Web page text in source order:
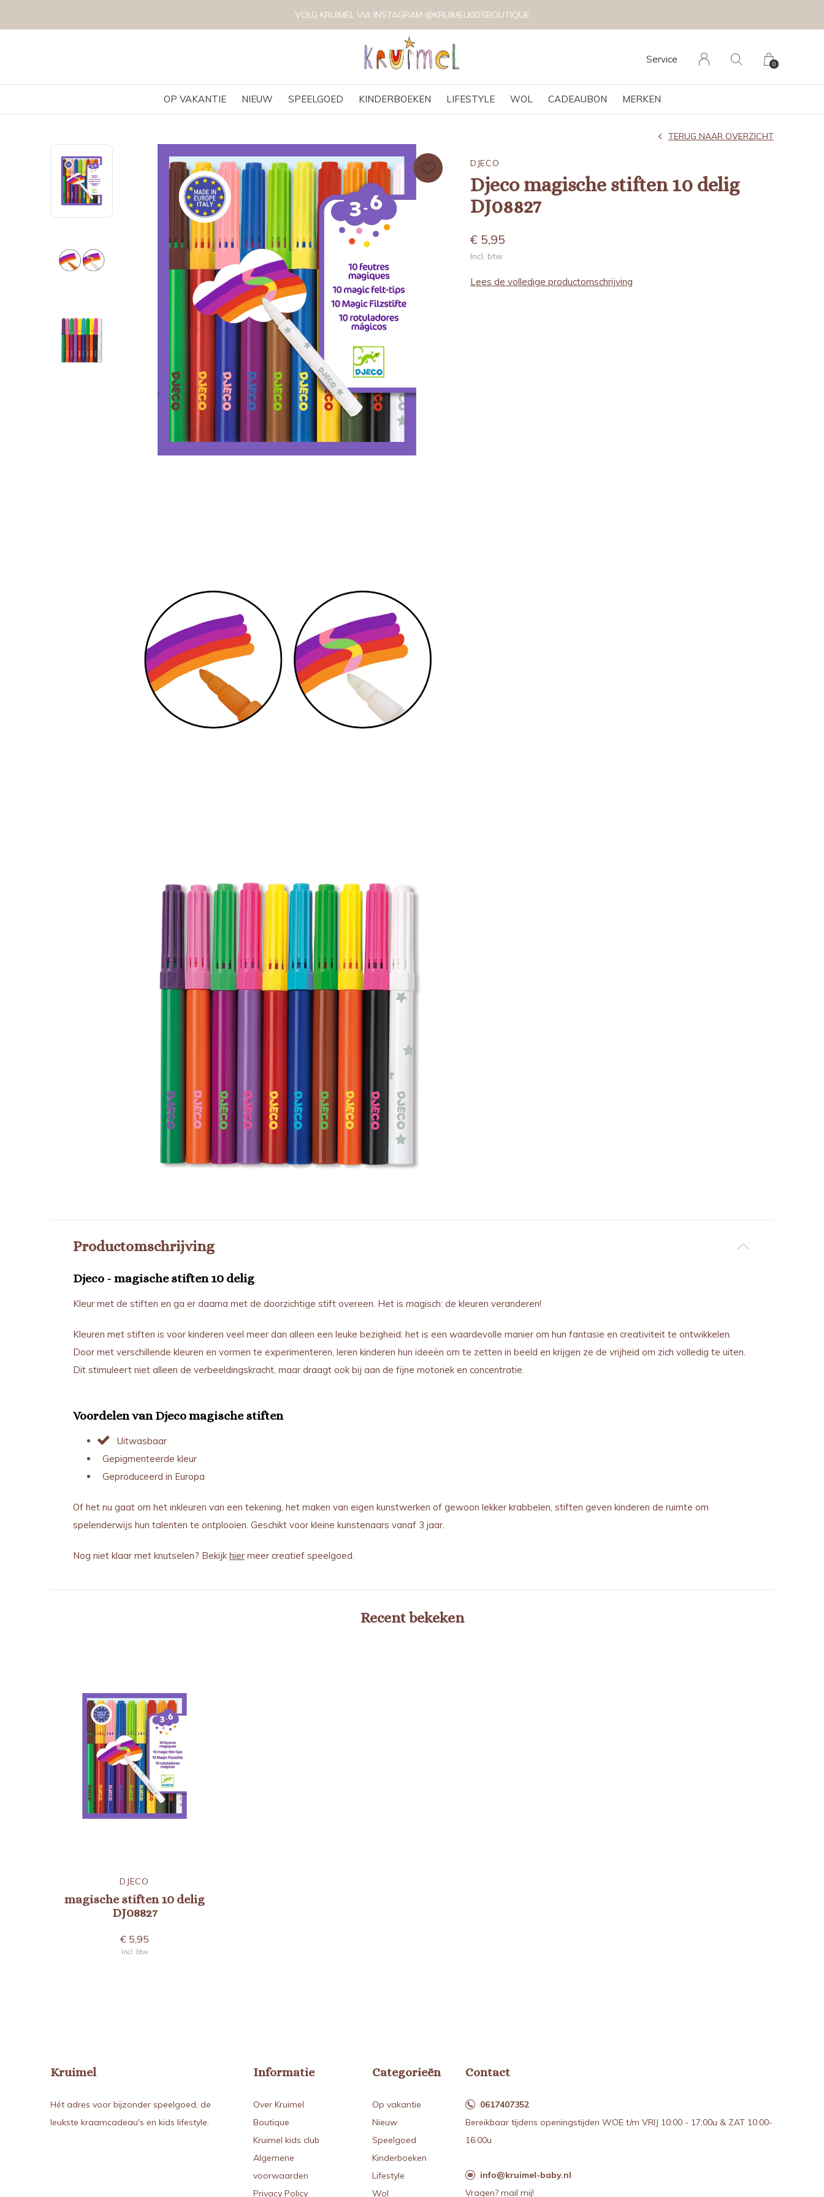
OP VAKANTIE NIEUW SPEELGOED KINDERBOEKEN LIFESTYLE WOL CADEAUBON MERKEN
Service 0
VOLG KRUIMEL VIA INSTAGRAM @KRUIMELKIDSBOUTIQUE
DJECO
Djeco magische stiften 10 delig
DJ08827
TERUG NAAR OVERZICHT
€ 5,95
Incl. btw
Lees de volledige productomschrijving
Productomschrijving
Djeco - magische stiften 10 delig
Kleur met de stiften en ga er daarna met de doorzichtige stift overeen. Het is magisch: de kleuren veranderen!
Kleuren met stiften is voor kinderen veel meer dan alleen een leuke bezigheid: het is een waardevolle manier om hun fantasie en creativiteit te ontwikkelen.
Door met verschillende kleuren en vormen te experimenteren, leren kinderen hun ideeën om te zetten in beeld en krijgen ze de vrijheid om zich volledig te uiten.
Dit stimuleert niet alleen de verbeeldingskracht, maar draagt ook bij aan de fijne motoriek en concentratie.
Voordelen van Djeco magische stiften
Uitwasbaar
Gepigmenteerde kleur
Geproduceerd in Europa
Of het nu gaat om het inkleuren van een tekening, het maken van eigen kunstwerken of gewoon lekker krabbelen, stiften geven kinderen de ruimte om
spelenderwijs hun talenten te ontplooien. Geschikt voor kleine kunstenaars vanaf 3 jaar.
Nog niet klaar met knutselen? Bekijk hier meer creatief speelgoed.
Recent bekeken
DJECO
magische stiften 10 delig
DJ08827
€ 5,95
Incl. btw
Kruimel
Hét adres voor bijzonder speelgoed, de
leukste kraamcadeau's en kids lifestyle.
Informatie
Over Kruimel
Boutique
Kruimel kids club
Algemene
voorwaarden
Privacy Policy
Categorieën
Op vakantie
Nieuw
Speelgoed
Kinderboeken
Lifestyle
Wol
Contact
0617407352
Bereikbaar tijdens openingstijden WOE t/m VRIJ 10:00 - 17:00u & ZAT 10:00-
16:00u
info@kruimel-baby.nl
Vragen? mail mij!